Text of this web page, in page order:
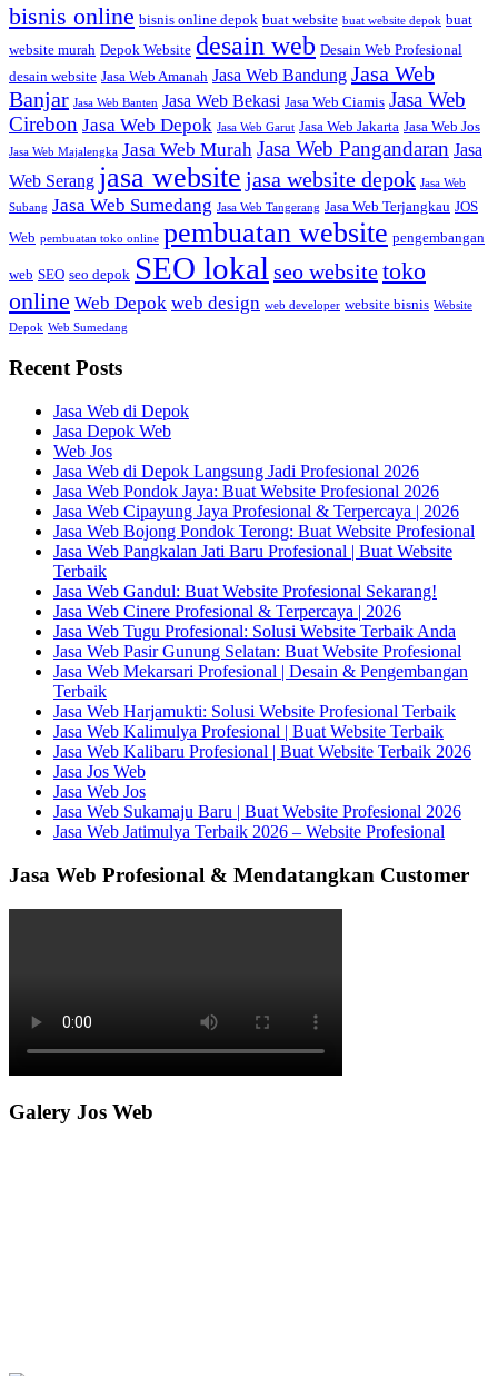
bisnis online bisnis online depok buat website buat website depok buat
website murah Depok Website desain web Desain Web Profesional
desain website Jasa Web Amanah Jasa Web Bandung Jasa Web
Banjar Jasa Web Banten Jasa Web Bekasi Jasa Web Ciamis Jasa Web
Cirebon Jasa Web Depok Jasa Web Garut Jasa Web Jakarta Jasa Web Jos
Jasa Web Majalengka Jasa Web Murah Jasa Web Pangandaran Jasa
Web Serang jasa website jasa website depok Jasa Web
Subang Jasa Web Sumedang Jasa Web Tangerang Jasa Web Terjangkau JOS
Web pembuatan toko online pembuatan website pengembangan
web SEO seo depok SEO lokal seo websitetoko
online Web Depok web design web developer website bisnis Website
Depok Web Sumedang
Recent Posts
Jasa Web di Depok
Jasa Depok Web
Web Jos
Jasa Web di Depok Langsung Jadi Profesional 2026
Jasa Web Pondok Jaya: Buat Website Profesional 2026
Jasa Web Cipayung Jaya Profesional & Terpercaya | 2026
Jasa Web Bojong Pondok Terong: Buat Website Profesional
Jasa Web Pangkalan Jati Baru Profesional | Buat Website
Terbaik
Jasa Web Gandul: Buat Website Profesional Sekarang!
Jasa Web Cinere Profesional & Terpercaya | 2026
Jasa Web Tugu Profesional: Solusi Website Terbaik Anda
Jasa Web Pasir Gunung Selatan: Buat Website Profesional
Jasa Web Mekarsari Profesional | Desain & Pengembangan
Terbaik
Jasa Web Harjamukti: Solusi Website Profesional Terbaik
Jasa Web Kalimulya Profesional | Buat Website Terbaik
Jasa Web Kalibaru Profesional | Buat Website Terbaik 2026
Jasa Jos Web
Jasa Web Jos
Jasa Web Sukamaju Baru | Buat Website Profesional 2026
Jasa Web Jatimulya Terbaik 2026 – Website Profesional
Jasa Web Profesional & Mendatangkan Customer
Galery Jos Web